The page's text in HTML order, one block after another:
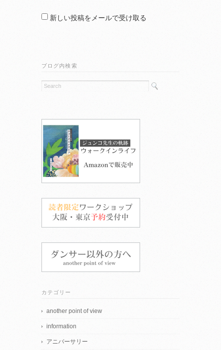
新しい投稿をメールで受け取る
ブログ内検索
カテゴリー
another point of view
information
アニバーサリー